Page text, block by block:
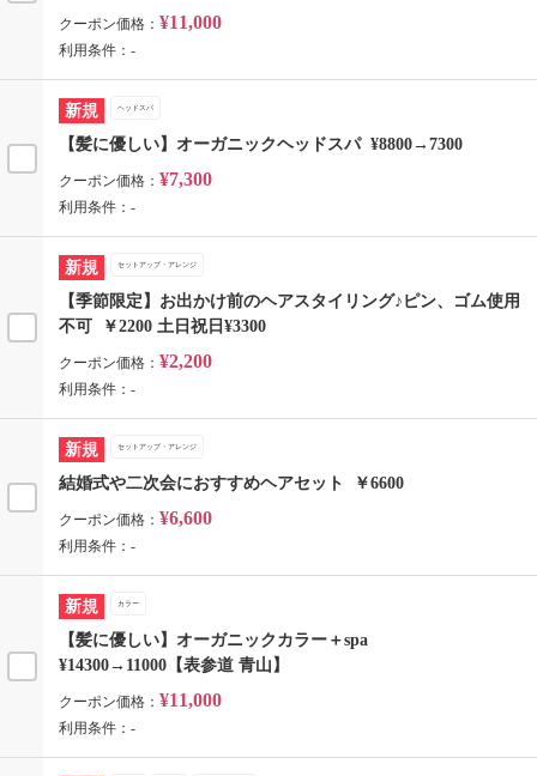
クーポン価格： ¥11,000
利用条件：-
新規 ヘッドスパ
【髪に優しい】オーガニックヘッドスパ ¥8800→7300
クーポン価格： ¥7,300
利用条件：-
新規 セットアップ・アレンジ
【季節限定】お出かけ前のヘアスタイリング♪ピン、ゴム使用
不可 ￥2200 土日祝日¥3300
クーポン価格： ¥2,200
利用条件：-
新規 セットアップ・アレンジ
結婚式や二次会におすすめヘアセット ￥6600
クーポン価格： ¥6,600
利用条件：-
新規 カラー
【髪に優しい】オーガニックカラー＋spa
¥14300→11000【表参道 青山】
クーポン価格： ¥11,000
利用条件：-